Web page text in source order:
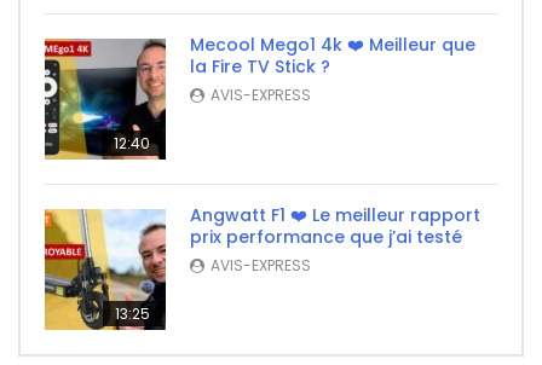
12:40
Mecool Mego1 4k ❤️ Meilleur que
la Fire TV Stick ?
AVIS-EXPRESS
13:25
Angwatt F1 ❤️ Le meilleur rapport
prix performance que j’ai testé
AVIS-EXPRESS